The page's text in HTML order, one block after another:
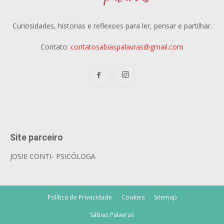
Curiosidades, historias e reflexoes para ler, pensar e partilhar.
Contato: contatosabiaspalavras@gmail.com
Site parceiro
JOSIE CONTI- PSICÓLOGA
Política de Privacidade Cookies Sitemap
Sábias Palavras